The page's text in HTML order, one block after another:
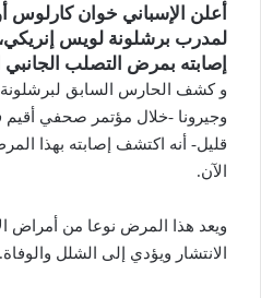
أعلن الإسباني خوان كارلوس
لمدرب برشلونة لويس إنريكي،
إصابته بمرض التصلب
و كشف الحارس السابق لبرشلونة
وجيرونا -خلال مؤتمر صحفي
قليل- أنه اكتشف إصابته بهذا
الآن.
ويعد هذا المرض نوعا من أمراض
الانتشار ويؤدي إلى الشلل والوفاة.